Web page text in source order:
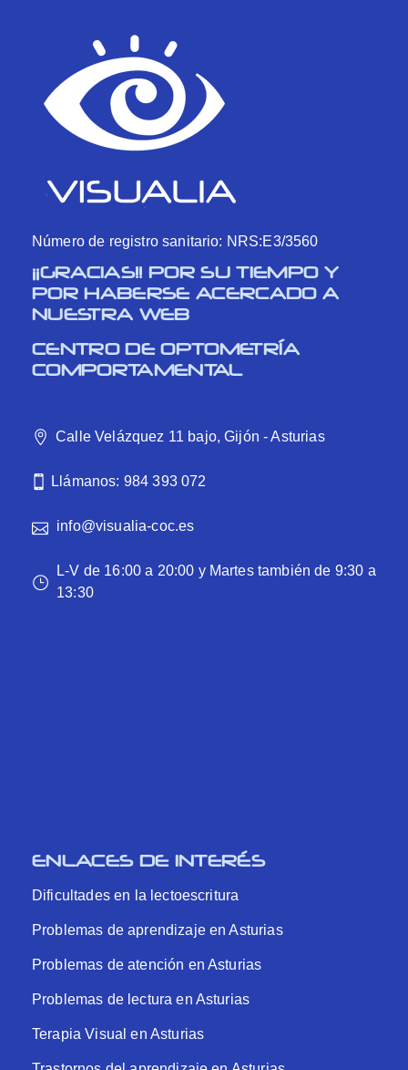
Número de registro sanitario: NRS:E3/3560
¡¡GRACIAS!! POR SU TIEMPO Y
POR HABERSE ACERCADO A
NUESTRA WEB
CENTRO DE OPTOMETRÍA
COMPORTAMENTAL
Calle Velázquez 11 bajo, Gijón - Asturias
Llámanos: 984 393 072
info@visualia-coc.es
L-V de 16:00 a 20:00 y Martes también de 9:30 a
13:30
ENLACES DE INTERÉS
Dificultades en la lectoescritura
Problemas de aprendizaje en Asturias
Problemas de atención en Asturias
Problemas de lectura en Asturias
Terapia Visual en Asturias